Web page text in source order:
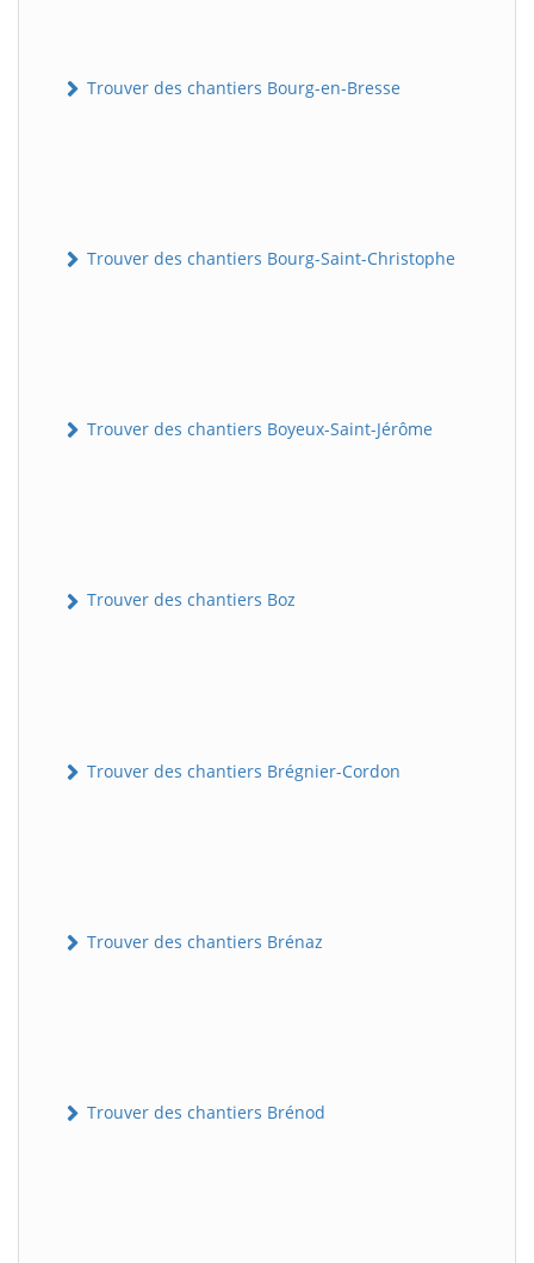
Trouver des chantiers Bourg-en-Bresse
Trouver des chantiers Bourg-Saint-Christophe
Trouver des chantiers Boyeux-Saint-Jérôme
Trouver des chantiers Boz
Trouver des chantiers Brégnier-Cordon
Trouver des chantiers Brénaz
Trouver des chantiers Brénod